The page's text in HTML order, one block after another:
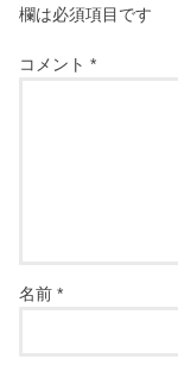
欄は必須項目です
コメント*
名前*